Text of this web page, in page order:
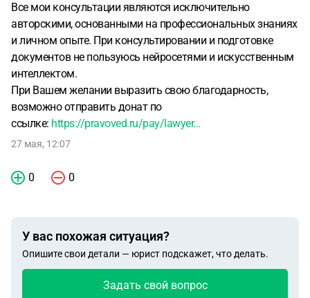
Все мои консультации являются исключительно
авторскими, основанными на профессиональных знаниях
и личном опыте. При консультировании и подготовке
документов не пользуюсь нейросетями и искусственным
интеллектом.
При Вашем желании выразить свою благодарность,
возможно отправить донат по
ссылке: https://pravoved.ru/pay/lawyer...
27 мая, 12:07
0 0
У вас похожая ситуация?
Опишите свои детали — юрист подскажет, что делать.
Задать свой вопрос